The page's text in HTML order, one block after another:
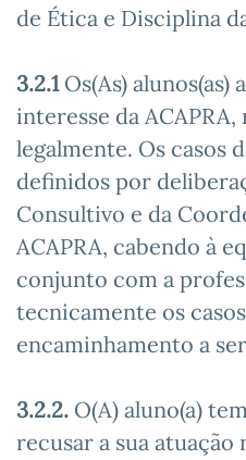
de Ética e Disciplina
3.2.1Os(As) alunos(as)
interesse da
legalmente. Os casos
definidos por
Consultivo e da
ACAPRA, cabendo à
conjunto com a
tecnicamente os
encaminhamento a
3.2.2. O(A) aluno(a)
recusar a sua atuação